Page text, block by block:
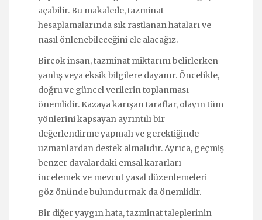
açabilir. Bu makalede, tazminat
hesaplamalarında sık rastlanan hataları ve
nasıl önlenebileceğini ele alacağız.
Birçok insan, tazminat miktarını belirlerken
yanlış veya eksik bilgilere dayanır. Öncelikle,
doğru ve güncel verilerin toplanması
önemlidir. Kazaya karışan taraflar, olayın tüm
yönlerini kapsayan ayrıntılı bir
değerlendirme yapmalı ve gerektiğinde
uzmanlardan destek almalıdır. Ayrıca, geçmiş
benzer davalardaki emsal kararları
incelemek ve mevcut yasal düzenlemeleri
göz önünde bulundurmak da önemlidir.
Bir diğer yaygın hata, tazminat taleplerinin